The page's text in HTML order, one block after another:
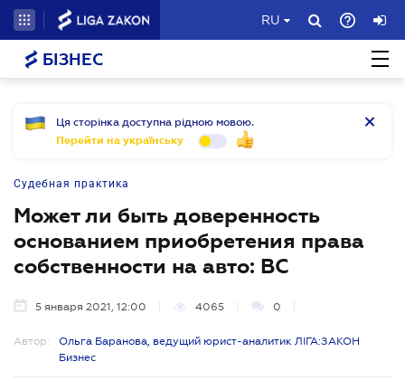
RU
БІЗНЕС
Ця сторінка доступна рідною мовою.
Перейти на українську
Судебная практика
Может ли быть доверенность
основанием приобретения права
собственности на авто: ВС
5 января 2021, 12:00 4065 0
Автор:
Ольга Баранова, ведущий юрист-аналитик ЛІГА:ЗАКОН
Бизнес